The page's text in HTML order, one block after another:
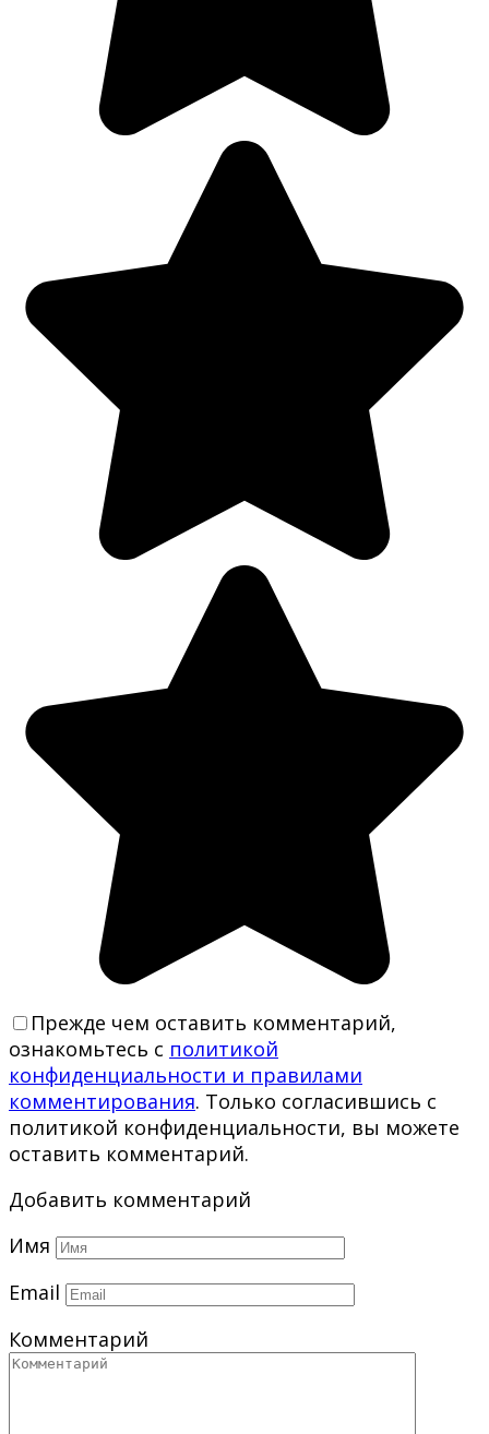
Прежде чем оставить комментарий,
ознакомьтесь с политикой
конфиденциальности и правилами
комментирования. Только согласившись с
политикой конфиденциальности, вы можете
оставить комментарий.
Добавить комментарий
Имя
Email
Комментарий